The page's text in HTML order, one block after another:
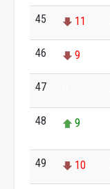
45 11
46 9
47
48 9
49 10